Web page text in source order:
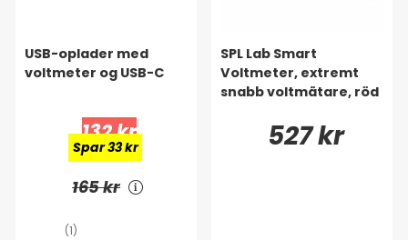
USB-oplader med
voltmeter og USB-C
132 kr
Spar 33 kr
165 kr
(1)
SPL Lab Smart
Voltmeter, extremt
snabb voltmätare, röd
527 kr